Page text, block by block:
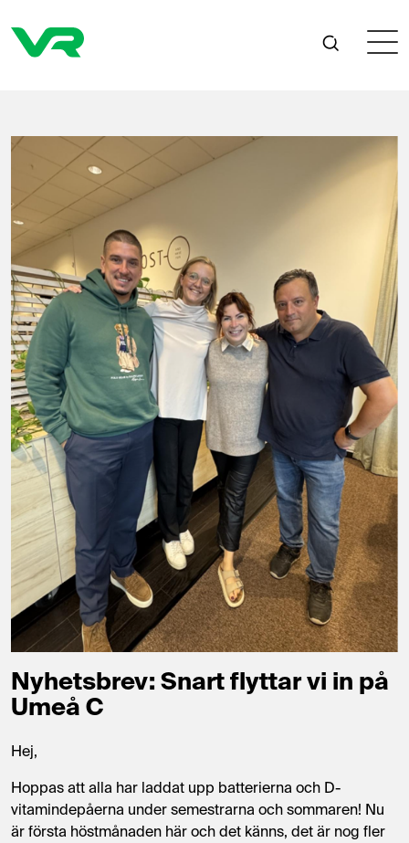
Nyhetsbrev: Snart flyttar vi in på
Umeå C
Hej,
Hoppas att alla har laddat upp batterierna och D-
vitamindepåerna under semestrarna och sommaren! Nu
är första höstmånaden här och det känns, det är nog fler